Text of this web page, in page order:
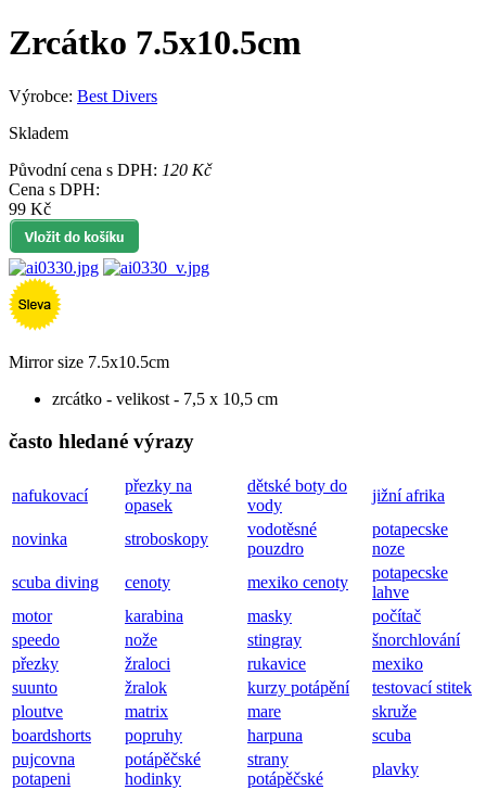
Zrcátko 7.5x10.5cm
Výrobce: Best Divers
Skladem
Původní cena s DPH: 120 Kč
Cena s DPH:
99 Kč
Mirror size 7.5x10.5cm
zrcátko - velikost - 7,5 x 10,5 cm
často hledané výrazy
nafukovací
přezky na
opasek
dětské boty do
vody
jižní afrika
novinka stroboskopy
vodotěsné
pouzdro
potapecske
noze
scuba diving
cenoty mexiko cenoty
potapecske
lahve
motor
karabina masky
počítač
speedo
nože stingray
šnorchlování
přezky
žraloci rukavice
mexiko
suunto
žralok kurzy potápění
testovací stitek
ploutve
matrix mare
skruže
boardshorts
popruhy harpuna
scuba
pujcovna
potapeni
potápěčské
hodinky
strany
potápěčské
plavky